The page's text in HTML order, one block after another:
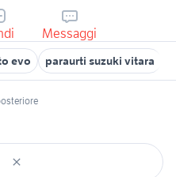
Messaggi
evo paraurti suzuki vitara